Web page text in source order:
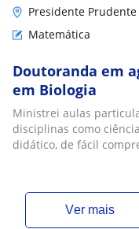
Presidente Prudente
Matemática
Doutoranda em
em Biologia
Ministrei aulas
disciplinas como
didático, de fácil
ver mais